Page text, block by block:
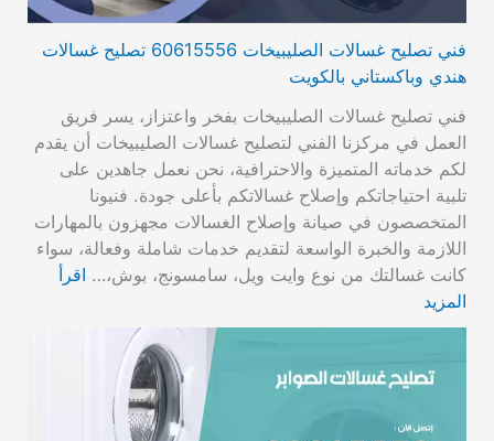
فني تصليح غسالات الصليبيخات 60615556 تصليح غسالات
هندي وباكستاني بالكويت
فني تصليح غسالات الصليبيخات بفخر واعتزاز، يسر فريق
العمل في مركزنا الفني لتصليح غسالات الصليبيخات أن يقدم
لكم خدماته المتميزة والاحترافية، نحن نعمل جاهدين على
تلبية احتياجاتكم وإصلاح غسالاتكم بأعلى جودة. فنيونا
المتخصصون في صيانة وإصلاح الغسالات مجهزون بالمهارات
اللازمة والخبرة الواسعة لتقديم خدمات شاملة وفعالة، سواء
كانت غسالتك من نوع وايت ويل، سامسونج، بوش،… اقرأ
المزيد